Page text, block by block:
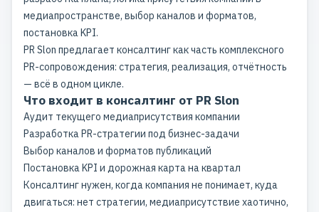
медиапространстве, выбор каналов и форматов,
постановка KPI.
PR Slon предлагает консалтинг как часть комплексного
PR-сопровождения: стратегия, реализация, отчётность
— всё в одном цикле.
Что входит в консалтинг от PR Slon
Аудит текущего медиаприсутствия компании
Разработка PR-стратегии под бизнес-задачи
Выбор каналов и форматов публикаций
Постановка KPI и дорожная карта на квартал
Консалтинг нужен, когда компания не понимает, куда
двигаться: нет стратегии, медиаприсутствие хаотично,